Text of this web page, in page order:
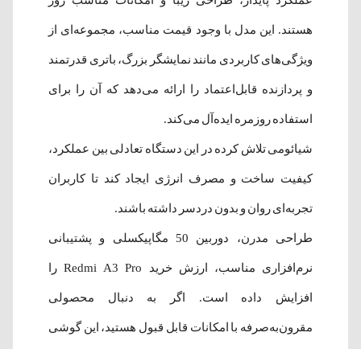
هستند. این مدل با وجود قیمت مناسب، مجموعه‌ای از
ویژگی‌های کاربردی مانند نمایشگر بزرگ، باتری قدرتمند
و پردازنده قابل‌اعتماد را ارائه می‌دهد که آن را برای
استفاده روزمره ایده‌آل می‌کند.
شیائومی تلاش کرده در این دستگاه تعادلی بین عملکرد،
کیفیت ساخت و مصرف انرژی ایجاد کند تا کاربران
تجربه‌ای روان و بدون دردسر داشته باشند.
طراحی مدرن، دوربین 50 مگاپیکسلی و پشتیبانی
نرم‌افزاری مناسب، ارزش خرید Redmi A3 Pro را
افزایش داده است. اگر به دنبال محصولی
مقرون‌به‌صرفه با امکانات قابل قبول هستید، این گوشی